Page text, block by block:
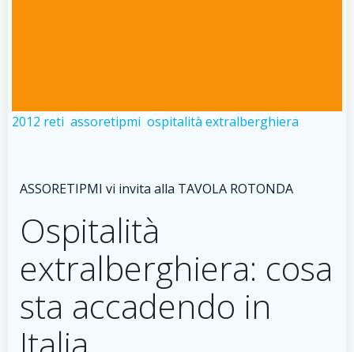
2012 reti assoretipmi ospitalità extralberghiera
ASSORETIPMI vi invita alla TAVOLA ROTONDA
Ospitalità
extralberghiera: cosa
sta accadendo in